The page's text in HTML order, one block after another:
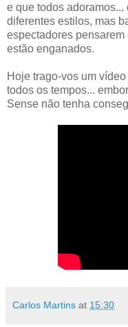
e que todos
diferentes estilos, mas
espectadores pensarem
estão enganados.
Hoje trago-vos um
todos os tempos...
Sense não tenha
Carlos Martins at 15:30